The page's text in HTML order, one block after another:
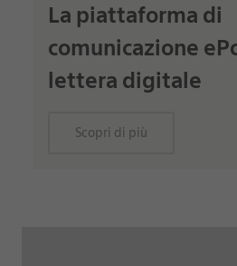
La piattaforma di
comunicazione
lettera digitale
Scopri di più